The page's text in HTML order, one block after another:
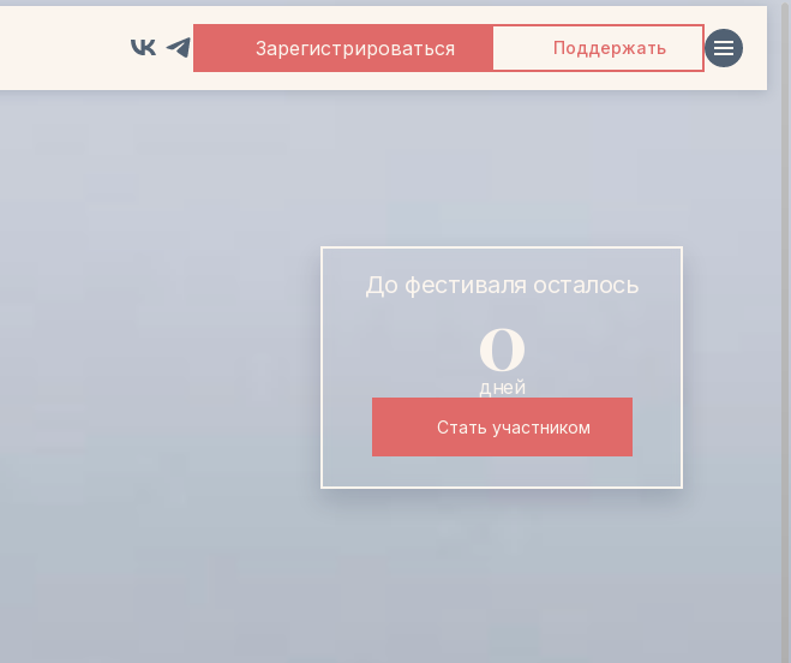
Зарегистрироваться Поддержать
До фестиваля осталось
0
дней
Стать участником